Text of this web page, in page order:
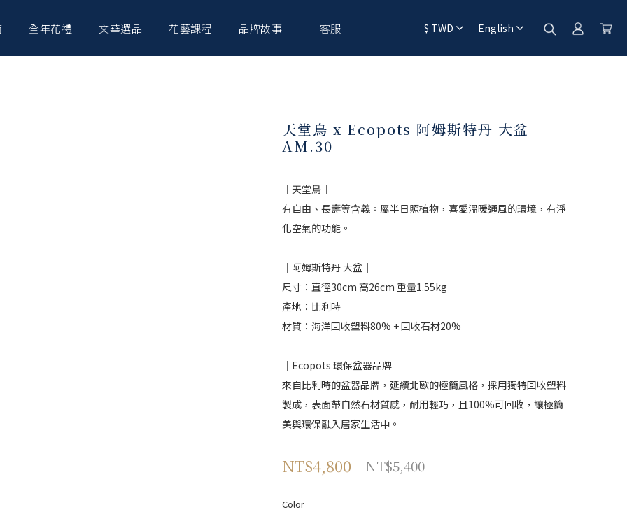
全年花禮 文華選品 花藝課程 品牌故事 客服 $ TWD English
天堂鳥 x Ecopots 阿姆斯特丹 大盆
AM.30
｜天堂鳥｜
有自由、長壽等含義。屬半日照植物，喜愛溫暖通風的環境，有淨
化空氣的功能。
｜阿姆斯特丹 大盆｜
尺寸：直徑30cm 高26cm 重量1.55kg
產地：比利時
材質：海洋回收塑料80% + 回收石材20%
｜Ecopots 環保盆器品牌｜
來自比利時的盆器品牌，延續北歐的極簡風格，採用獨特回收塑料
製成，表面帶自然石材質感，耐用輕巧，且100%可回收，讓極簡
美與環保融入居家生活中。
NT$4,800 NT$5,400
Color